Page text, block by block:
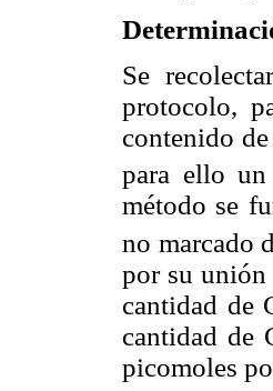
Se
protocolo,
contenido
para ello un
método se
no marcado
por su unión
cantidad de
cantidad de
picomoles